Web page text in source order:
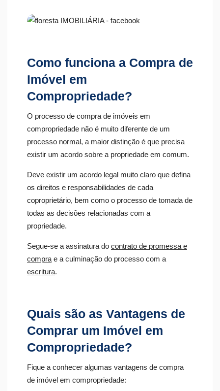
Como funciona a Compra de
Imóvel em
Compropriedade?
O processo de compra de imóveis em
compropriedade não é muito diferente de um
processo normal, a maior distinção é que precisa
existir um acordo sobre a propriedade em comum.
Deve existir um acordo legal muito claro que defina
os direitos e responsabilidades de cada
coproprietário, bem como o processo de tomada de
todas as decisões relacionadas com a
propriedade.
Segue-se a assinatura do contrato de promessa e
compra e a culminação do processo com a
escritura.
Quais são as Vantagens de
Comprar um Imóvel em
Compropriedade?
Fique a conhecer algumas vantagens de compra
de imóvel em compropriedade: